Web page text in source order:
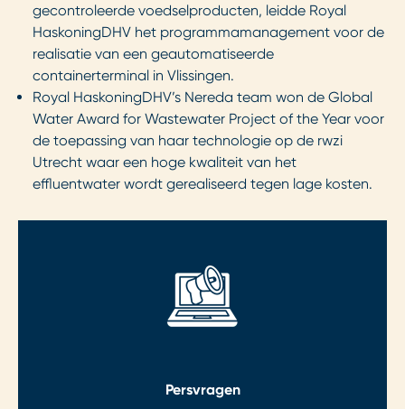
gecontroleerde voedselproducten, leidde Royal
HaskoningDHV het programmamanagement voor de
realisatie van een geautomatiseerde
containerterminal in Vlissingen.
Royal HaskoningDHV’s Nereda team won de Global
Water Award for Wastewater Project of the Year voor
de toepassing van haar technologie op de rwzi
Utrecht waar een hoge kwaliteit van het
effluentwater wordt gerealiseerd tegen lage kosten.
Persvragen